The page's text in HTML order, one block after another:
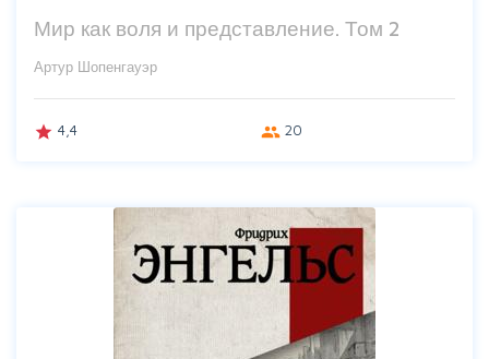
Мир как воля и представление. Том 2
Артур Шопенгауэр
grade 4,4 group 20